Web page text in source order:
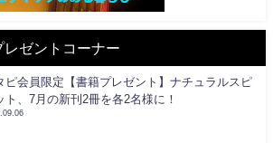
レゼントコーナー
ピ会員限定【書籍プレゼント】ナチュラルスピ
ト、7月の新刊2冊を各2名様に！